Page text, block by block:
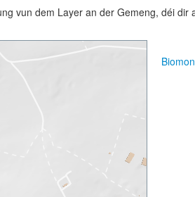
vun dem Layer an der Gemeng, déi